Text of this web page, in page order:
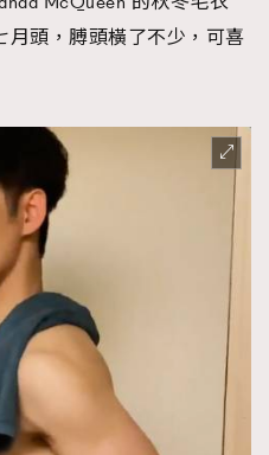
月頭，膊頭橫了不少，可喜